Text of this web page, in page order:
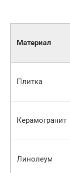
Материал
Плитка
Керамогранит
Линолеум